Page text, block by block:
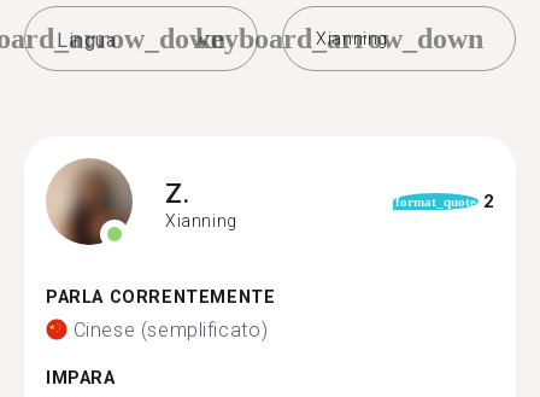
Xianning
keyboard_arrow_down
Z.
Xianning
format_quote 2
PARLA CORRENTEMENTE
Cinese (semplificato)
IMPARA